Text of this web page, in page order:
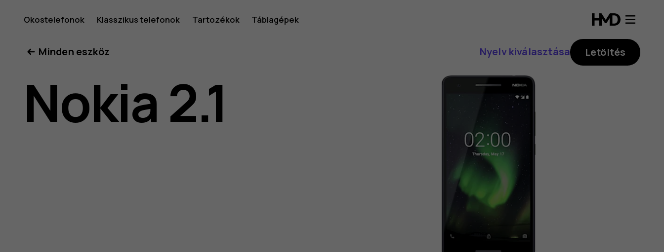
Nokia
2.1
felhasználói
Okostelefonok Klasszikus telefonok Tartozékok Táblagépek
Minden eszköz Nyelv kiválasztása Letöltés
Nokia 2.1